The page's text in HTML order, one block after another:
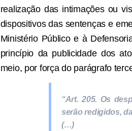
realização das intimações ou
dispositivos das sentenças e
Ministério Público e à
princípio da publicidade dos
meio, por força do parágrafo
“Art. 205. Os
serão redigidos,
(…)